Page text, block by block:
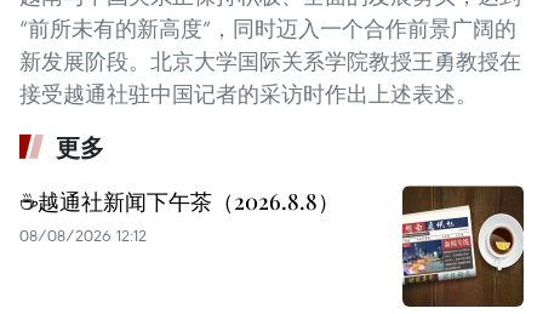
“前所未有的新高度”，同时迈入一个合作前景广阔的
新发展阶段。北京大学国际关系学院教授王勇教授在
接受越通社驻中国记者的采访时作出上述表述。
更多
☕️越通社新闻下午茶（2026.8.8）
08/08/2026 12:12